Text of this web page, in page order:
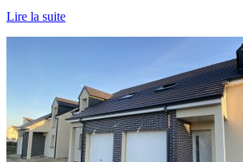
Lire la suite